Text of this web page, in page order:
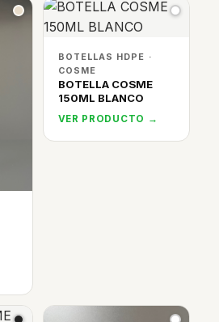
BOTELLAS HDPE ·
COSME
BOTELLA COSME
150ML BLANCO
VER PRODUCTO →